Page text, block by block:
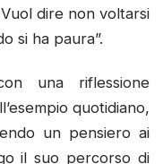
dire non voltarsi
si ha paura”.
una riflessione
quotidiano,
un pensiero ai
il suo percorso di